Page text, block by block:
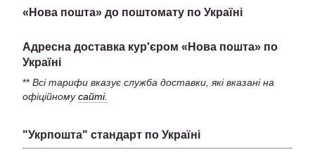
«Нова пошта» до поштомату по Україні
Адресна доставка кур'єром «Нова пошта» по
Україні
** Всі тарифи вказує служба доставки, які вказані на
офіційномусайті.
"Укрпошта" стандарт по Україні